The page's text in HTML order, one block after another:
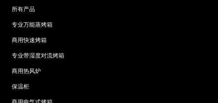
所有产品
专业万能蒸烤箱
商用快速烤箱
专业带湿度对流烤箱
商用热风炉
保温柜